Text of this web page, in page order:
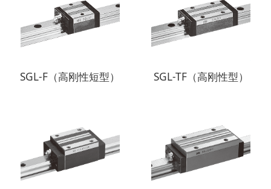
SGL-F（高刚性短型） SGL-TF（高刚性型）